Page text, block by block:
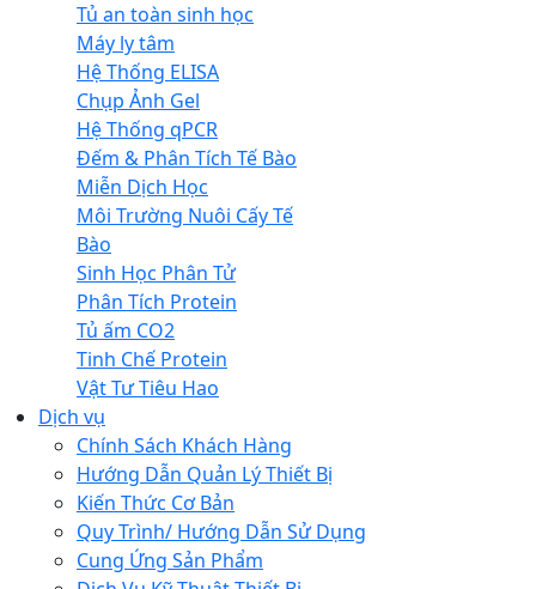
Tủ an toàn sinh học
Máy ly tâm
Hệ Thống ELISA
Chụp Ảnh Gel
Hệ Thống qPCR
Đếm & Phân Tích Tế Bào
Miễn Dịch Học
Môi Trường Nuôi Cấy Tế
Bào
Sinh Học Phân Tử
Phân Tích Protein
Tủ ấm CO2
Tinh Chế Protein
Vật Tư Tiêu Hao
Dịch vụ
Chính Sách Khách Hàng
Hướng Dẫn Quản Lý Thiết Bị
Kiến Thức Cơ Bản
Quy Trình/ Hướng Dẫn Sử Dụng
Cung Ứng Sản Phẩm